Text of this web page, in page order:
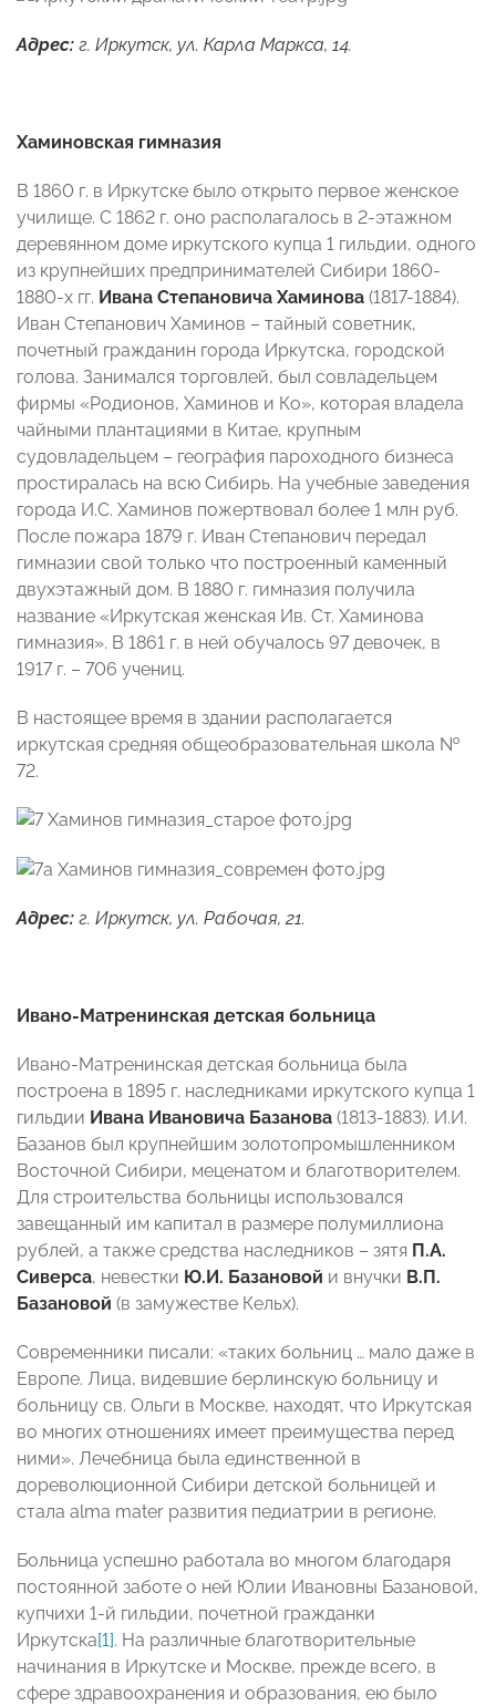
Адрес: г. Иркутск, ул. Карла Маркса, 14.
Хаминовская гимназия
В 1860 г. в Иркутске было открыто первое женское
училище. С 1862 г. оно располагалось в 2-этажном
деревянном доме иркутского купца 1 гильдии, одного
из крупнейших предпринимателей Сибири 1860-
1880-х гг. Ивана Степановича Хаминова (1817-1884).
Иван Степанович Хаминов – тайный советник,
почетный гражданин города Иркутска, городской
голова. Занимался торговлей, был совладельцем
фирмы «Родионов, Хаминов и Ко», которая владела
чайными плантациями в Китае, крупным
судовладельцем – география пароходного бизнеса
простиралась на всю Сибирь. На учебные заведения
города И.С. Хаминов пожертвовал более 1 млн руб.
После пожара 1879 г. Иван Степанович передал
гимназии свой только что построенный каменный
двухэтажный дом. В 1880 г. гимназия получила
название «Иркутская женская Ив. Ст. Хаминова
гимназия». В 1861 г. в ней обучалось 97 девочек, в
1917 г. – 706 учениц.
В настоящее время в здании располагается
иркутская средняя общеобразовательная школа №
72.
Адрес: г. Иркутск, ул. Рабочая, 21.
Ивано-Матренинская детская больница
Ивано-Матренинская детская больница была
построена в 1895 г. наследниками иркутского купца 1
гильдии Ивана Ивановича Базанова (1813-1883). И.И.
Базанов был крупнейшим золотопромышленником
Восточной Сибири, меценатом и благотворителем.
Для строительства больницы использовался
завещанный им капитал в размере полумиллиона
рублей, а также средства наследников – зятя П.А.
Сиверса, невестки Ю.И. Базановой и внучки В.П.
Базановой (в замужестве Кельх).
Современники писали: «таких больниц … мало даже в
Европе. Лица, видевшие берлинскую больницу и
больницу св. Ольги в Москве, находят, что Иркутская
во многих отношениях имеет преимущества перед
ними». Лечебница была единственной в
дореволюционной Сибири детской больницей и
стала alma mater развития педиатрии в регионе.
Больница успешно работала во многом благодаря
постоянной заботе о ней Юлии Ивановны Базановой,
купчихи 1-й гильдии, почетной гражданки
Иркутска[1]. На различные благотворительные
начинания в Иркутске и Москве, прежде всего, в
сфере здравоохранения и образования, ею было